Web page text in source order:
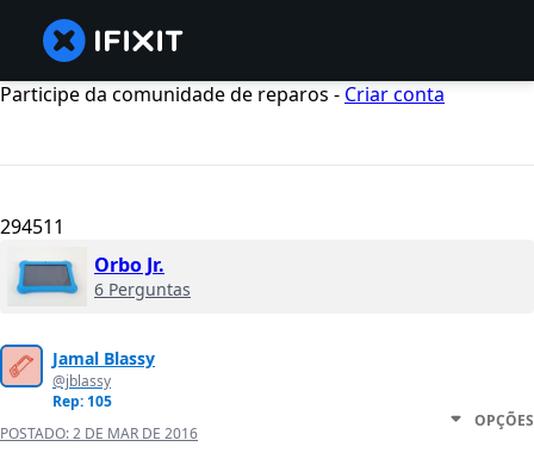
Participe da comunidade de reparos - Criar conta
294511
Orbo Jr.
6 Perguntas
Jamal Blassy
@jblassy
Rep: 105
POSTADO:2 DE MAR DE 2016
OPÇÕES